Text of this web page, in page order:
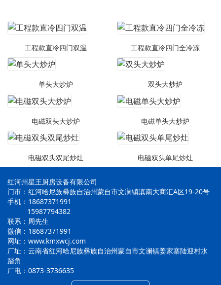
工程款直冷四门双温 工程款直冷四门全冷冻
单头大炒炉 双头大炒炉
电磁双头大炒炉 电磁单头大炒炉
电磁双头双尾炒灶 电磁双头单尾炒灶
红河州星王厨房设备有限公司
门市：红河哈尼族彝族自治州蒙自市文澜镇滇南大商汇A区19-20号
手机：18687371991
15987794382
联系：周先生
微信：18687371991
网址：www.kmxwcj.com
厂址：云南省红河哈尼族彝族自治州蒙自市文澜镇姜家寨陆迎村水
踏角
厂电：0873-3736635